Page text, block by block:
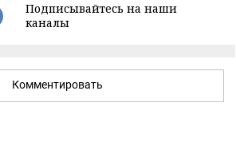
Подписывайтесь на наши
каналы
Комментировать